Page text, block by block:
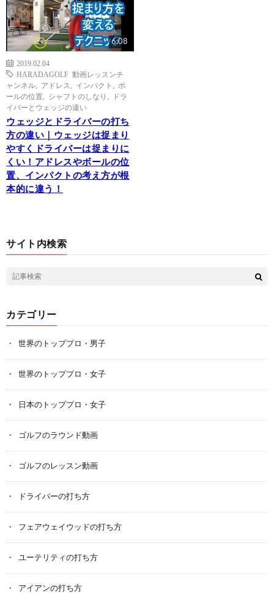
6:08
2019.02.04
HARADAGOLF 動画レッスンチ
ャンネル
アドレス インパクト
ボ
ールの位置
シャフトのしなり
ドラ
イバーとウェッジの違い
ウェッジとドライバーの打ち
方の違い｜ウェッジは捉まり
やすくドライバーは捉まりに
くい！アドレスやボールの位
置、インパクトの考え方が根
本的に違う！
サイト内検索
カテゴリー
世界のトッププロ・男子
世界のトッププロ・女子
日本のトッププロ・女子
ゴルフのラウンド動画
ゴルフのレッスン動画
ドライバーの打ち方
フェアウェイウッドの打ち方
ユーテリティの打ち方
アイアンの打ち方